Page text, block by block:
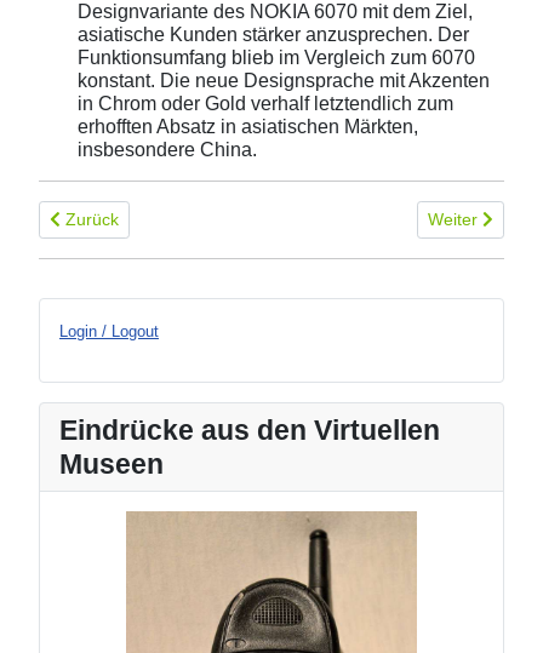
Designvariante des NOKIA 6070 mit dem Ziel,
asiatische Kunden stärker anzusprechen. Der
Funktionsumfang blieb im Vergleich zum 6070
konstant. Die neue Designsprache mit Akzenten
in Chrom oder Gold verhalf letztendlich zum
erhofften Absatz in asiatischen Märkten,
insbesondere China.
Vorheriger Beitrag: Nokia 6020
Zurück Nächster
Weiter
Login / Logout
Eindrücke aus den Virtuellen
Museen